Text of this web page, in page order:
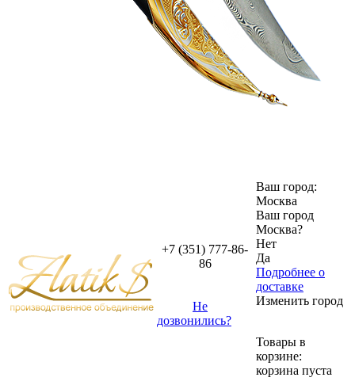
+7 (351) 777-86-
86
Не
дозвонились?
Ваш город:
Москва
Ваш город
Москва?
Нет
Да
Подробнее о
доставке
Изменить город
Товары в
корзине:
корзина пуста